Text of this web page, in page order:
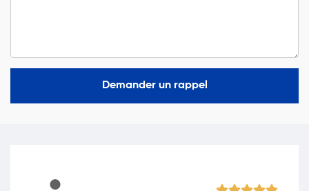
Demander un rappel